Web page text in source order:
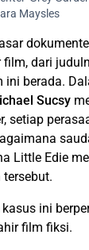
Maysles
dari
ini berada.
Sucsy
setiap
Little Edie
ini
film fiksi.